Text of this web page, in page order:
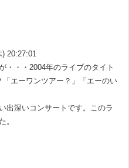
20:27:01
・・・2004年のライブのタイト
エーワンツアー？」「エーのい
出深いコンサートです。このラ
。